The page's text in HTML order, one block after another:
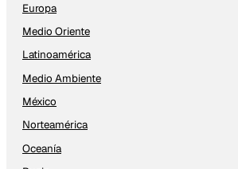
Europa
Medio Oriente
Latinoamérica
Medio Ambiente
México
Norteamérica
Oceanía